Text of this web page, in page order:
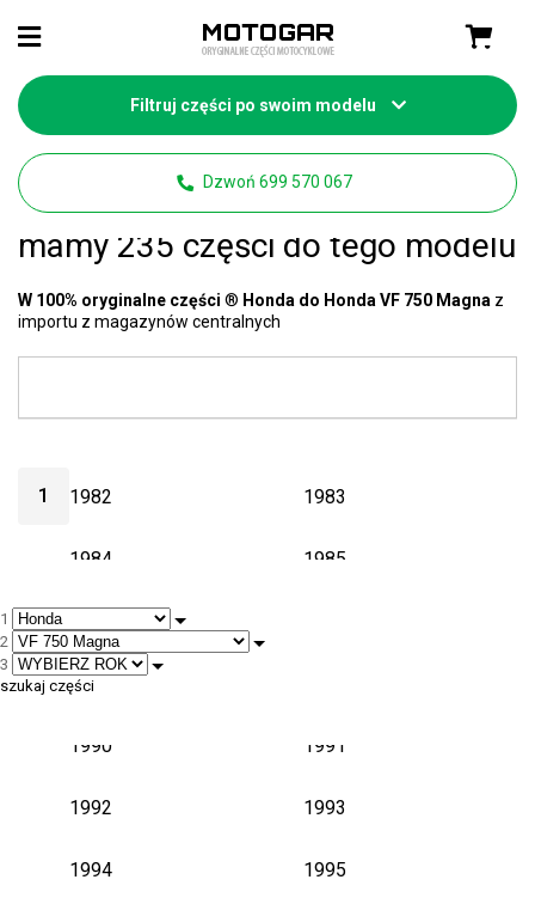
Filtruj części po swoim modelu
Dzwoń 699 570 067
Strona główna Części motocyklowe Honda
Honda VF 750 Magna części-
mamy 235 części do tego modelu
W 100% oryginalne części ® Honda do Honda VF 750 Magna z
importu z magazynów centralnych
1
2
3
szukaj części
1 1982 1983
1984 1985
1988
1990 1991
1992 1993
1994 1995